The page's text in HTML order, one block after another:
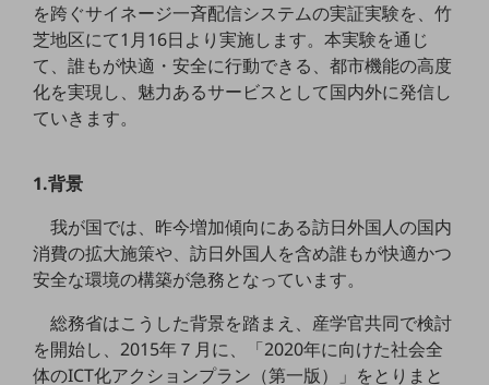
データ利活用
業務支援・マーケティング
災害対策・BCP
課題・ニーズで探す
課題・ニーズで探すTOP
マーケティング
を跨ぐサイネージ一斉配信システムの実証実験を、竹
芝地区にて1月16日より実施します。本実験を通じ
て、誰もが快適・安全に行動できる、都市機能の高度
化を実現し、魅力あるサービスとして国内外に発信し
ていきます。
1.背景
我が国では、昨今増加傾向にある訪日外国人の国内
消費の拡大施策や、訪日外国人を含め誰もが快適かつ
安全な環境の構築が急務となっています。
総務省はこうした背景を踏まえ、産学官共同で検討
を開始し、2015年７月に、「2020年に向けた社会全
体のICT化アクションプラン（第一版）」をとりまと